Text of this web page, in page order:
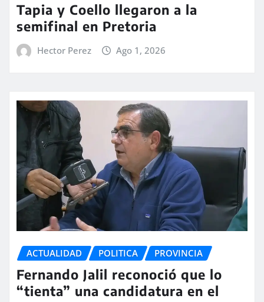
Tapia y Coello llegaron a la
semifinal en Pretoria
Hector Perez Ago 1, 2026
ACTUALIDAD POLITICA PROVINCIA
Fernando Jalil reconoció que lo
“tienta” una candidatura en el